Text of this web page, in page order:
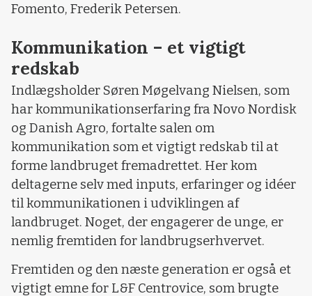
Fomento, Frederik Petersen.
Kommunikation – et vigtigt
redskab
Indlægsholder Søren Møgelvang Nielsen, som
har kommunikationserfaring fra Novo Nordisk
og Danish Agro, fortalte salen om
kommunikation som et vigtigt redskab til at
forme landbruget fremadrettet. Her kom
deltagerne selv med inputs, erfaringer og idéer
til kommunikationen i udviklingen af
landbruget. Noget, der engagerer de unge, er
nemlig fremtiden for landbrugserhvervet.
Fremtiden og den næste generation er også et
vigtigt emne for L&F Centrovice, som brugte